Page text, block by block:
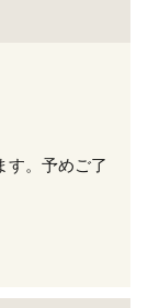
す。予めご了